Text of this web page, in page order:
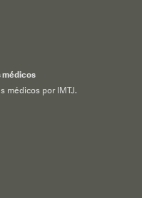
médicos
médicos por IMTJ.